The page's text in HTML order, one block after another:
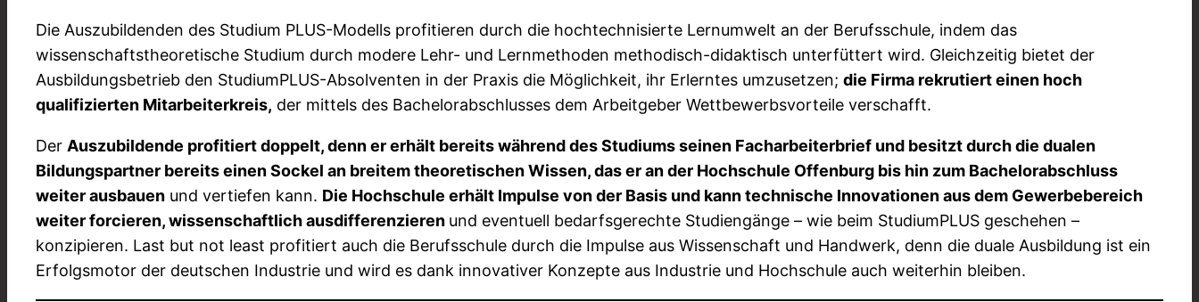
Die Auszubildenden des Studium PLUS-Modells profitieren durch die hochtechnisierte Lernumwelt an der Berufsschule, indem das
wissenschaftstheoretische Studium durch modere Lehr- und Lernmethoden methodisch-didaktisch unterfüttert wird. Gleichzeitig bietet der
Ausbildungsbetrieb den StudiumPLUS-Absolventen in der Praxis die Möglichkeit, ihr Erlerntes umzusetzen; die Firma rekrutiert einen hoch
qualifizierten Mitarbeiterkreis, der mittels des Bachelorabschlusses dem Arbeitgeber Wettbewerbsvorteile verschafft.
Der Auszubildende profitiert doppelt, denn er erhält bereits während des Studiums seinen Facharbeiterbrief und besitzt durch die dualen
Bildungspartner bereits einen Sockel an breitem theoretischen Wissen, das er an der Hochschule Offenburg bis hin zum Bachelorabschluss
weiter ausbauen und vertiefen kann. Die Hochschule erhält Impulse von der Basis und kann technische Innovationen aus dem Gewerbebereich
weiter forcieren, wissenschaftlich ausdifferenzieren und eventuell bedarfsgerechte Studiengänge – wie beim StudiumPLUS geschehen –
konzipieren. Last but not least profitiert auch die Berufsschule durch die Impulse aus Wissenschaft und Handwerk, denn die duale Ausbildung ist ein
Erfolgsmotor der deutschen Industrie und wird es dank innovativer Konzepte aus Industrie und Hochschule auch weiterhin bleiben.